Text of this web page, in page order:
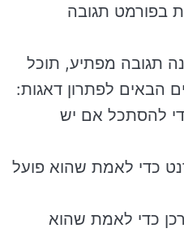
בפורמט תגובה
תגובה מפתיע, תוכל
הבאים לפתרון דאגות:
להסתכל אם יש
כדי לאמת שהוא פועל
כדי לאמת שהוא